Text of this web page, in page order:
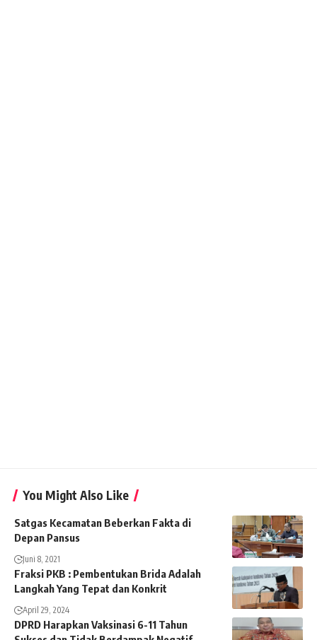
You Might Also Like
Satgas Kecamatan Beberkan Fakta di
Depan Pansus
Juni 8, 2021
Fraksi PKB : Pembentukan Brida Adalah
Langkah Yang Tepat dan Konkrit
April 29, 2024
DPRD Harapkan Vaksinasi 6-11 Tahun